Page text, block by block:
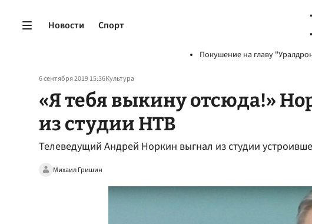
Новости Спорт
Покушение на главу
6 сентября 2019 15:36Культура
«Я тебя выкину отсюда!»
из студии НТВ
Телеведущий Андрей Норкин выгнал из студии
Михаил Гришин